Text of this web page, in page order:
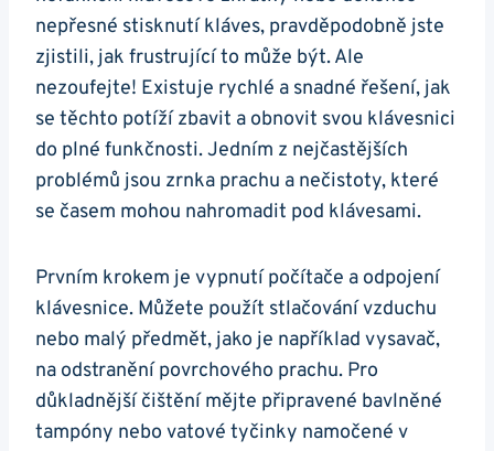
nepřesné stisknutí kláves, pravděpodobně jste
zjistili, jak​ frustrující to ‌může⁢ být. ​Ale
nezoufejte! Existuje rychlé a snadné řešení, jak
se těchto potíží zbavit a obnovit svou klávesnici
do plné funkčnosti. Jedním z nejčastějších
problémů jsou zrnka prachu a nečistoty, které
se časem mohou nahromadit pod klávesami.
Prvním krokem je vypnutí počítače a odpojení
klávesnice. Můžete použít⁤ stlačování vzduchu
nebo malý předmět, jako je například vysavač,
na odstranění povrchového prachu. Pro
důkladnější⁤ čištění mějte připravené bavlněné
tampóny ‌nebo​ vatové tyčinky namočené v